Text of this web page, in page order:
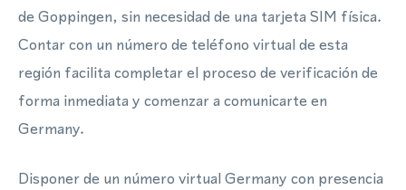
de Goppingen, sin necesidad de una tarjeta SIM física.
Contar con un número de teléfono virtual de esta
región facilita completar el proceso de verificación de
forma inmediata y comenzar a comunicarte en
Germany.
Disponer de un número virtual Germany con presencia